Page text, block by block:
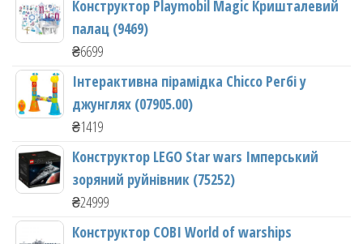
Конструктор Playmobil Magic Кришталевий
палац (9469)
₴6699
Інтерактивна пірамідка Chicco Регбі у
джунглях (07905.00)
₴1419
Конструктор LEGO Star wars Імперський
зоряний руйнівник (75252)
₴24999
Конструктор COBI World of warships